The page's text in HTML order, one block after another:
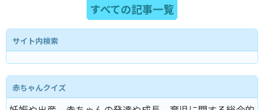
すべての記事一覧
サイト内検索
赤ちゃんクイズ